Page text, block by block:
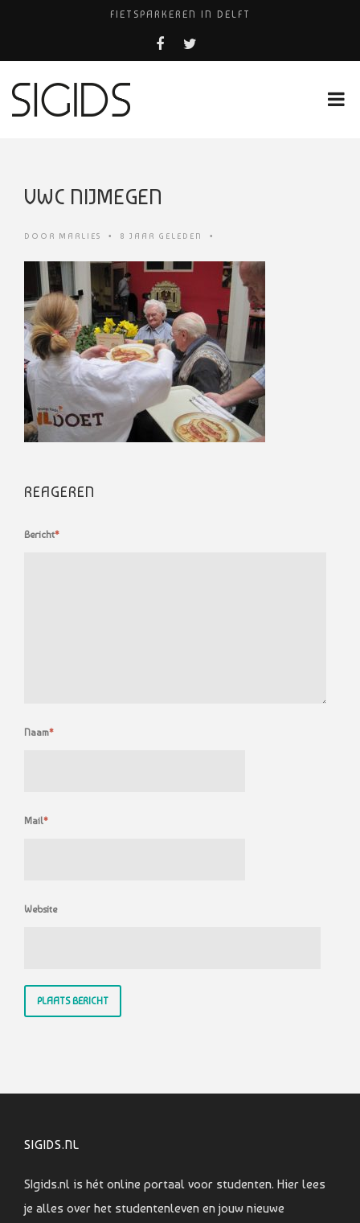
FIETSPARKEREN IN DELFT
PIZZERIA POMPEÏ ￼
COCKTAILS ON THE SPOT!
VWC NIJMEGEN
DOOR MARLIES • 8 JAAR GELEDEN •
REAGEREN
Bericht*
Naam*
Mail*
Website
SIGIDS.NL
SIgids.nl is hét online portaal voor studenten. Hier lees
je alles over het studentenleven en jouw nieuwe